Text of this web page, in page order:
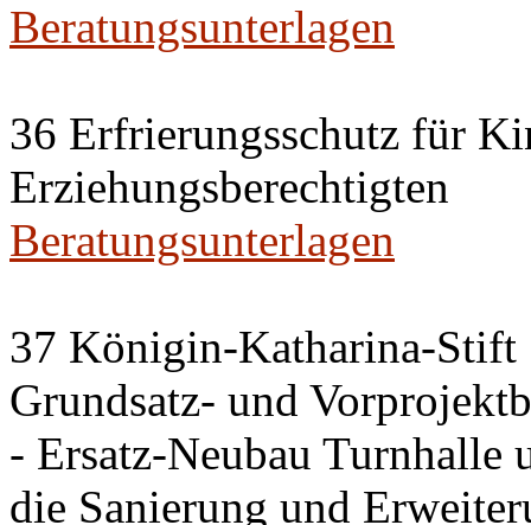
Beratungsunterlagen
36 Erfrierungsschutz für
Erziehungsberechtigten
Beratungsunterlagen
37 Königin-Katharina-Stift
Grundsatz- und
- Ersatz-Neubau Turnhalle
die Sanierung und